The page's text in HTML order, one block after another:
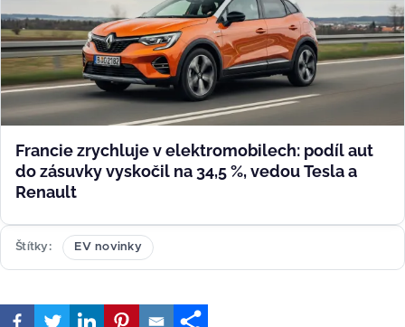
Francie zrychluje v elektromobilech: podíl aut
do zásuvky vyskočil na 34,5 %, vedou Tesla a
Renault
Štítky EV novinky